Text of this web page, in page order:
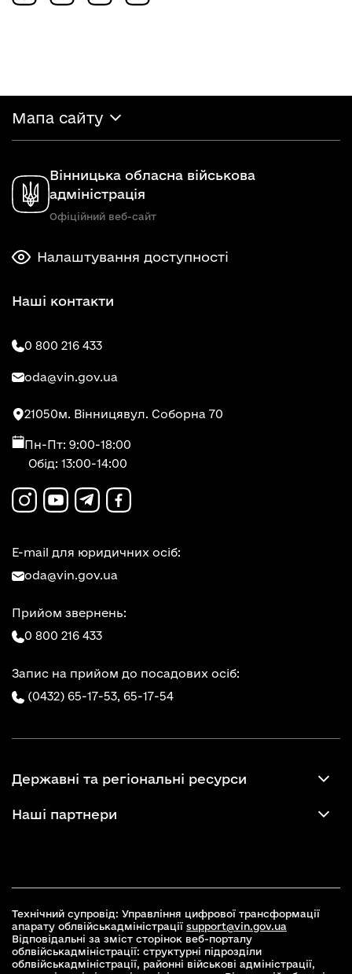
Мапа сайту
Вінницька обласна військова
адміністрація
Офіційний веб-сайт
Налаштування доступності
Наші контакти
0 800 216 433
oda@vin.gov.ua
21050м. Вінницявул. Соборна 70
Пн-Пт: 9:00-18:00
Обід: 13:00-14:00
E-mail для юридичних осіб:
oda@vin.gov.ua
Прийом звернень:
0 800 216 433
Запис на прийом до посадових осіб:
(0432) 65-17-53, 65-17-54
Державні та регіональні ресурси
Наші партнери
Технічний супровід: Управління цифрової трансформації
апарату облвійськадміністрації support@vin.gov.ua
Відповідальні за зміст сторінок веб-порталу
облвійськадміністрації: структурні підрозділи
облвійськадміністрації, районні військові адміністрації,